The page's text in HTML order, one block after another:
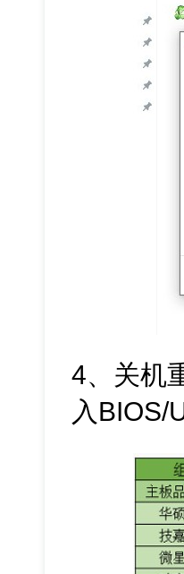
4、关机
入BIOS/